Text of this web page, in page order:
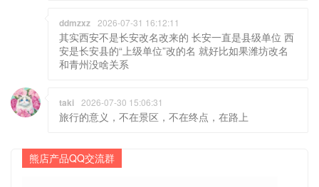
ddmzxz 2026-07-31 16:12:11
其实西安不是长安改名改来的 长安一直是县级单位 西
安是长安县的“上级单位”改的名 就好比如果潍坊改名
和青州没啥关系
taki 2026-07-30 15:06:31
旅行的意义，不在景区，不在终点，在路上
熊店产品QQ交流群